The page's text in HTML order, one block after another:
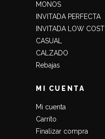
MONOS
INVITADA PERFECTA
INVITADA LOW COST
CASUAL
CALZADO
Rebajas
MI CUENTA
Mi cuenta
Carrito
Finalizar compra